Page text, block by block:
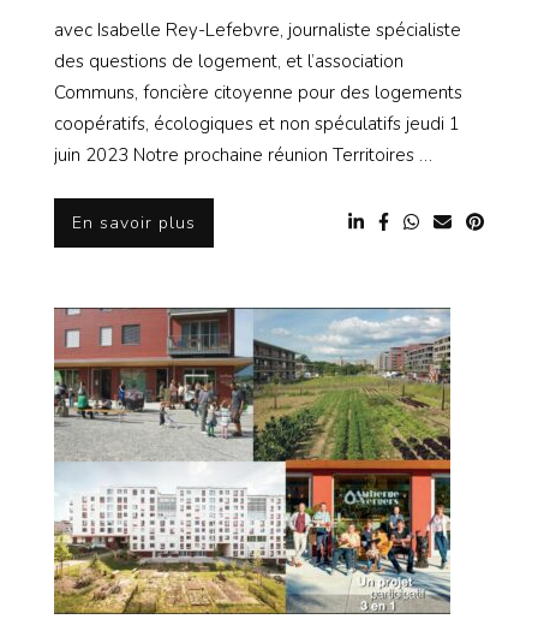
avec Isabelle Rey-Lefebvre, journaliste spécialiste
des questions de logement, et l’association
Communs, foncière citoyenne pour des logements
coopératifs, écologiques et non spéculatifs jeudi 1
juin 2023 Notre prochaine réunion Territoires …
En savoir plus